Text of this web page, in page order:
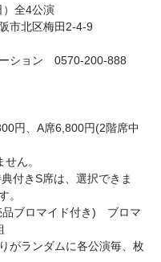
）全4公演
市北区梅田2-4-9
ーション 0570-200-888
円、A席6,800円(2階席中
ん。
付きS席は、選択できま
。
品ブロマイド付き) ブロマ
がランダムに各公演毎、枚